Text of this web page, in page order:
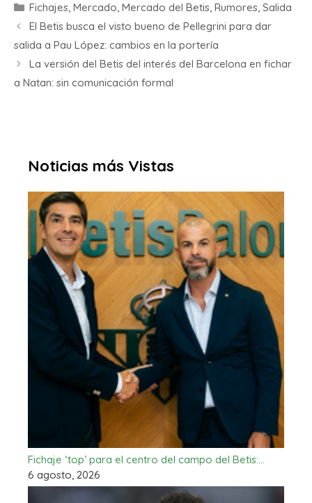
Fichajes, Mercado, Mercado del Betis, Rumores, Salida
El Betis busca el visto bueno de Pellegrini para dar
salida a Pau López: cambios en la portería
La versión del Betis del interés del Barcelona en fichar
a Natan: sin comunicación formal
Noticias más Vistas
Fichaje ‘top’ para el centro del campo del Betis:…
6 agosto, 2026